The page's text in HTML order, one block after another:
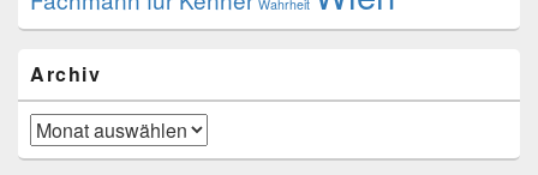
Wahrheit
Archiv
Archiv